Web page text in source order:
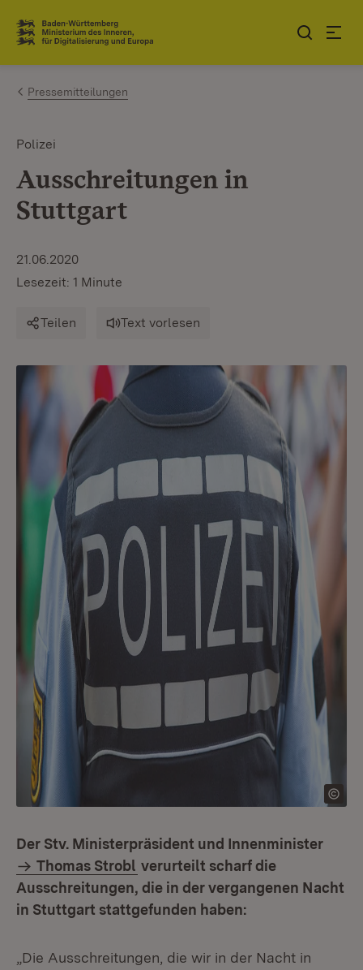
Zum Inhalt springen
Link zur Startseite
Pressemitteilungen
Polizei
Ausschreitungen in
Stuttgart
21.06.2020
Lesezeit: 1 Minute
Teilen Text vorlesen
Der Stv. Ministerpräsident und Innenminister
Thomas Strobl verurteilt scharf die
Ausschreitungen, die in der vergangenen Nacht
in Stuttgart stattgefunden haben:
„Die Ausschreitungen, die wir in der Nacht in